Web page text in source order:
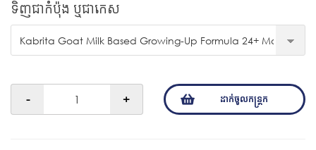
ទិញជាកំប៉ុង ឬជាកេស
-
Kabrita
Milk
+ ដាក់ចូលកន្រ្តក